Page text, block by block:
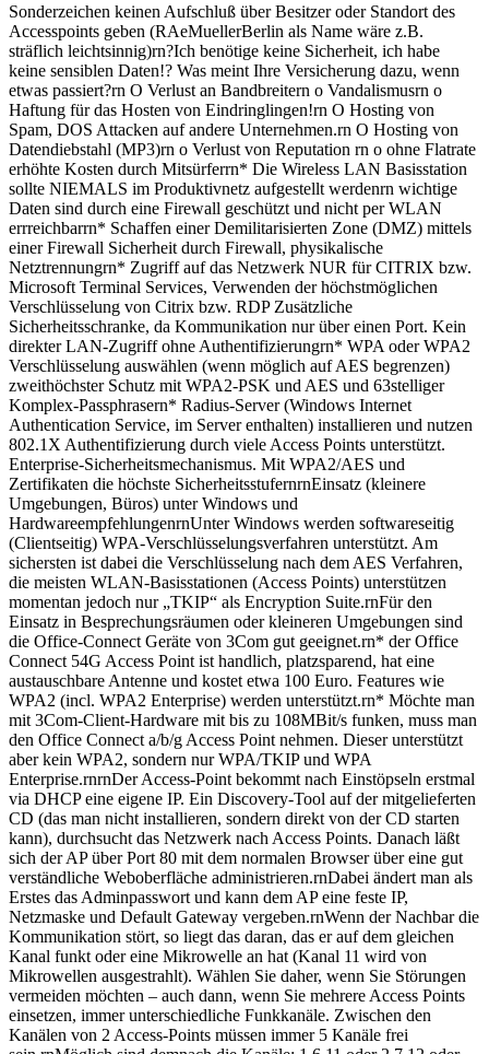
Sonderzeichen keinen Aufschluß über Besitzer oder Standort des
Accesspoints geben (RAeMuellerBerlin als Name wäre z.B.
sträflich leichtsinnig)rn?Ich benötige keine Sicherheit, ich habe
keine sensiblen Daten!? Was meint Ihre Versicherung dazu, wenn
etwas passiert?rn O Verlust an Bandbreitern o Vandalismusrn o
Haftung für das Hosten von Eindringlingen!rn O Hosting von
Spam, DOS Attacken auf andere Unternehmen.rn O Hosting von
Datendiebstahl (MP3)rn o Verlust von Reputation rn o ohne Flatrate
erhöhte Kosten durch Mitsürferrn* Die Wireless LAN Basisstation
sollte NIEMALS im Produktivnetz aufgestellt werdenrn wichtige
Daten sind durch eine Firewall geschützt und nicht per WLAN
errreichbarrn* Schaffen einer Demilitarisierten Zone (DMZ) mittels
einer Firewall Sicherheit durch Firewall, physikalische
Netztrennungrn* Zugriff auf das Netzwerk NUR für CITRIX bzw.
Microsoft Terminal Services, Verwenden der höchstmöglichen
Verschlüsselung von Citrix bzw. RDP Zusätzliche
Sicherheitsschranke, da Kommunikation nur über einen Port. Kein
direkter LAN-Zugriff ohne Authentifizierungrn* WPA oder WPA2
Verschlüsselung auswählen (wenn möglich auf AES begrenzen)
zweithöchster Schutz mit WPA2-PSK und AES und 63stelliger
Komplex-Passphrasern* Radius-Server (Windows Internet
Authentication Service, im Server enthalten) installieren und nutzen
802.1X Authentifizierung durch viele Access Points unterstützt.
Enterprise-Sicherheitsmechanismus. Mit WPA2/AES und
Zertifikaten die höchste SicherheitsstufernrnEinsatz (kleinere
Umgebungen, Büros) unter Windows und
HardwareempfehlungenrnUnter Windows werden softwareseitig
(Clientseitig) WPA-Verschlüsselungsverfahren unterstützt. Am
sichersten ist dabei die Verschlüsselung nach dem AES Verfahren,
die meisten WLAN-Basisstationen (Access Points) unterstützen
momentan jedoch nur „TKIP“ als Encryption Suite.rnFür den
Einsatz in Besprechungsräumen oder kleineren Umgebungen sind
die Office-Connect Geräte von 3Com gut geeignet.rn* der Office
Connect 54G Access Point ist handlich, platzsparend, hat eine
austauschbare Antenne und kostet etwa 100 Euro. Features wie
WPA2 (incl. WPA2 Enterprise) werden unterstützt.rn* Möchte man
mit 3Com-Client-Hardware mit bis zu 108MBit/s funken, muss man
den Office Connect a/b/g Access Point nehmen. Dieser unterstützt
aber kein WPA2, sondern nur WPA/TKIP und WPA
Enterprise.rnrnDer Access-Point bekommt nach Einstöpseln erstmal
via DHCP eine eigene IP. Ein Discovery-Tool auf der mitgelieferten
CD (das man nicht installieren, sondern direkt von der CD starten
kann), durchsucht das Netzwerk nach Access Points. Danach läßt
sich der AP über Port 80 mit dem normalen Browser über eine gut
verständliche Weboberfläche administrieren.rnDabei ändert man als
Erstes das Adminpasswort und kann dem AP eine feste IP,
Netzmaske und Default Gateway vergeben.rnWenn der Nachbar die
Kommunikation stört, so liegt das daran, das er auf dem gleichen
Kanal funkt oder eine Mikrowelle an hat (Kanal 11 wird von
Mikrowellen ausgestrahlt). Wählen Sie daher, wenn Sie Störungen
vermeiden möchten – auch dann, wenn Sie mehrere Access Points
einsetzen, immer unterschiedliche Funkkanäle. Zwischen den
Kanälen von 2 Access-Points müssen immer 5 Kanäle frei